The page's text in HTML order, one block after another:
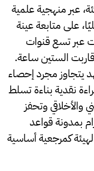
عبر منهجية علمية
على متابعة عينة
عبر تسع قنوات
الستين ساعة.
يتجاوز مجرد إحصاء
نقدية بناءة تسلط
وتحفز
بمدونة قواعد
كمرجعية أساسية